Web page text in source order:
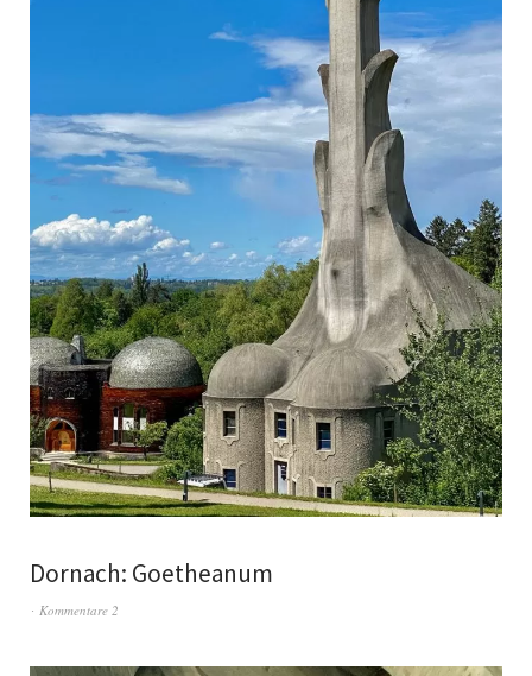
Dornach: Goetheanum
Kommentare 2